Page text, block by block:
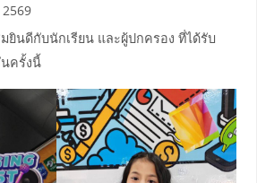
นดีกับนักเรียน และผู้ปกครอง ที่ได้รับ
ครั้งนี้